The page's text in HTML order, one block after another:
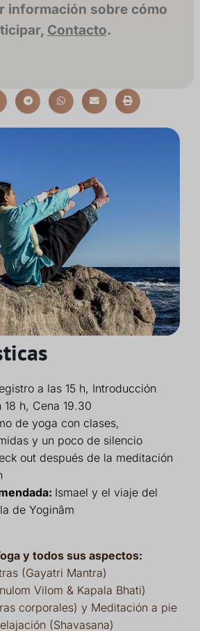
a las 15 h, Introducción
h, Cena 19.30
de yoga con clases,
y un poco de silencio
out después de la meditación
Ismael y el viaje del
de Yoginâm
y todos sus aspectos:
(Gayatri Mantra)
Vilom & Kapala Bhati)
corporales) y Meditación a pie
(Shavasana)
información sobre cómo
Contacto.